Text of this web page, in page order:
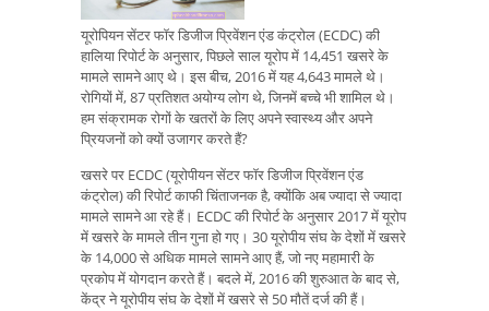
यूरोपियन सेंटर फॉर डिजीज प्रिवेंशन एंड कंट्रोल (ECDC) की
हालिया रिपोर्ट के अनुसार, पिछले साल यूरोप में 14,451 खसरे के
मामले सामने आए थे। इस बीच, 2016 में यह 4,643 मामले थे।
रोगियों में, 87 प्रतिशत अयोग्य लोग थे, जिनमें बच्चे भी शामिल थे।
हम संक्रामक रोगों के खतरों के लिए अपने स्वास्थ्य और अपने
प्रियजनों को क्यों उजागर करते हैं?
खसरे पर ECDC (यूरोपीयन सेंटर फॉर डिजीज प्रिवेंशन एंड
कंट्रोल) की रिपोर्ट काफी चिंताजनक है, क्योंकि अब ज्यादा से ज्यादा
मामले सामने आ रहे हैं। ECDC की रिपोर्ट के अनुसार 2017 में यूरोप
में खसरे के मामले तीन गुना हो गए। 30 यूरोपीय संघ के देशों में खसरे
के 14,000 से अधिक मामले सामने आए हैं, जो नए महामारी के
प्रकोप में योगदान करते हैं। बदले में, 2016 की शुरुआत के बाद से,
केंद्र ने यूरोपीय संघ के देशों में खसरे से 50 मौतें दर्ज की हैं।